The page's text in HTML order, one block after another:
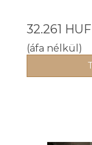
32.261 HUF
(áfa nélkül)